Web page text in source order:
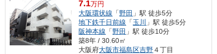
7.1万円
大阪環状線 「野田 」駅 徒歩5分
地下鉄千日前線 「玉川 」駅 徒歩5分
阪神本線 「野田 」駅 徒歩10分
築8年 / 30.60㎡
大阪府大阪市福島区吉野４丁目